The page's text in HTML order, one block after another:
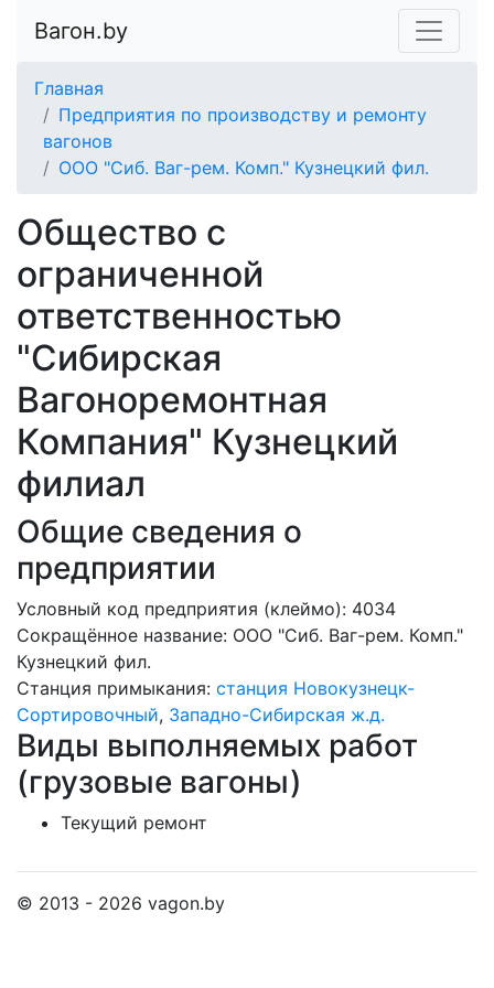
Вагон.by
Главная
Предприятия по производству и ремонту
вагонов
ООО "Сиб. Ваг-рем. Комп." Кузнецкий фил.
Общество с
ограниченной
ответственностью
"Сибирская
Вагоноремонтная
Компания" Кузнецкий
филиал
Общие сведения о
предприятии
Условный код предприятия (клеймо): 4034
Сокращённое название: ООО "Сиб. Ваг-рем. Комп."
Кузнецкий фил.
Станция примыкания: станция Новокузнецк-
Сортировочный, Западно-Сибирская ж.д.
Виды выполняемых работ
(грузовые вагоны)
Текущий ремонт
© 2013 - 2026 vagon.by